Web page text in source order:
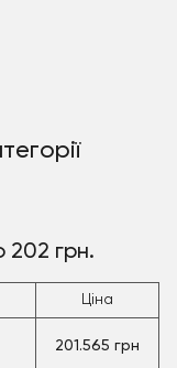
202 грн.
Ціна
201.565 грн